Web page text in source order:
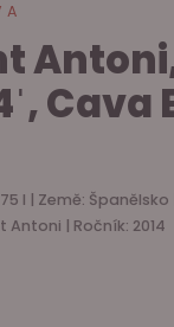
Cava
l | Země:
| Ročník: 2014